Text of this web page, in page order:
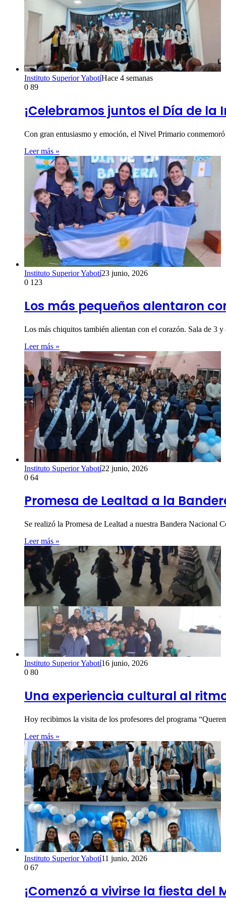
Instituto Superior YabotíHace 4 semanas
0 89
¡Celebramos juntos el Día de la
Con gran entusiasmo y emoción, el Nivel Primario
Leer más »
Instituto Superior Yabotí23 junio, 2026
0 123
Los más pequeños alentaron
Los más chiquitos también alientan con el corazón. Sala de 3
Leer más »
Instituto Superior Yabotí22 junio, 2026
0 64
Promesa de Lealtad a la
Se realizó la Promesa de Lealtad a nuestra Bandera
Leer más »
Instituto Superior Yabotí16 junio, 2026
0 80
Una experiencia cultural al
Hoy recibimos la visita de los profesores del programa
Leer más »
Instituto Superior Yabotí11 junio, 2026
0 67
¡Comenzó a vivirse la fiesta